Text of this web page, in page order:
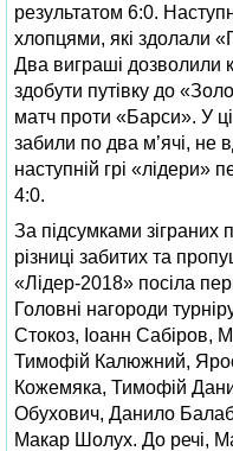
результатом 6:0.
хлопцями, які здолали
Два виграші дозволили
здобути путівку до
матч проти «Барси». У
забили по два м’ячі, не
наступній грі
4:0.
За підсумками зіграних
різниці забитих та
«Лідер-2018» посіла
Головні нагороди
Стокоз, Іоанн Сабіров,
Тимофій Калюжний,
Кожемяка, Тимофій
Обухович, Данило
Макар Шолух. До речі,